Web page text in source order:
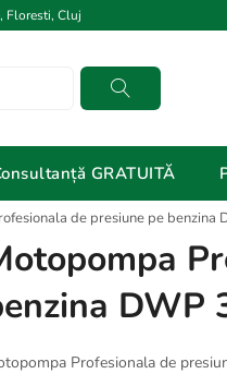
Floresti, Cluj
Cautati
GRATUITĂ
de presiune pe
DWP
Profesionala de